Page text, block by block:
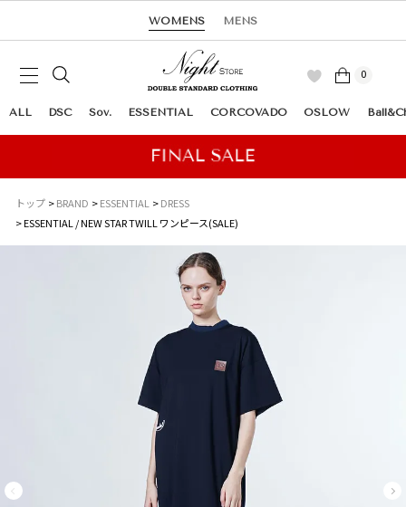
WOMENS MENS
0
ALL DSC Sov. ESSENTIAL CORCOVADO OSLOW
トップ BRAND ESSENTIAL
DRESS
ESSENTIAL / NEW STAR TWILL ワンピース(SALE)